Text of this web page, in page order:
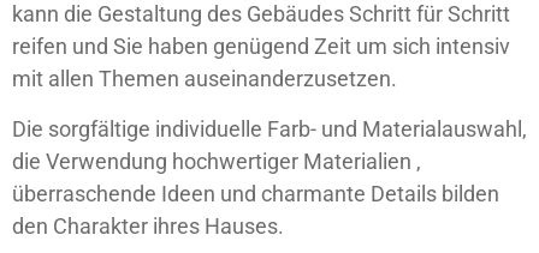
kann die Gestaltung des Gebäudes Schritt für Schritt
reifen und Sie haben genügend Zeit um sich intensiv
mit allen Themen auseinanderzusetzen.
Die sorgfältige individuelle Farb- und Materialauswahl,
die Verwendung hochwertiger Materialien ,
überraschende Ideen und charmante Details bilden
den Charakter ihres Hauses.